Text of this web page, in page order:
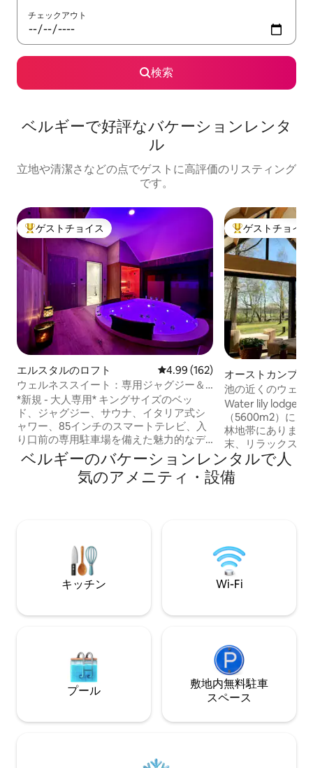
チェックアウト
検索
ベルギーで好評なバケーションレンタ
ル
立地や清潔さなどの点でゲストに高評価のリスティング
です。
大好評のゲストチョイスです。
ゲストチョイス
エルスタルのロフト レビュー162件、5つ星中4.99つ
4.99 (162)
ウェルネススイート：専用ジャグジー＆
サウナ
*新規 - 大人専用* キングサイズのベッ
ド、ジャグジー、サウナ、イタリア式シ
ャワー、85インチのスマートテレビ、入
り口前の専用駐車場を備えた魅力的なデ
ュプレックススイート 🅿️ デジタルコード
による自動入退室 予約✨ 時の追加オプシ
分間のリラクゼーションマッサージ（テ
ーブル上） 予約後の情報
大好評のゲスト
ゲストチョイス
オーストカンプの
池の近くのウェル
の家
Water lily lodgeは
（5600m2）にあ
林地帯にあります
末、リラックスし
ラスで静けさを体
やバレルサウナ（
たり。すべての快
近くにあります。
を自分で発見して
ベルギーのバケーションレンタルで人
気のアメニティ・設備
キッチン Wi-Fi
プール
敷地内無料駐⁠車
ス⁠ペ⁠ー⁠ス